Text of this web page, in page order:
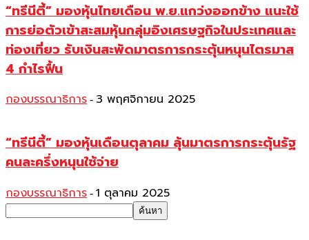
“ทรีนีตี้” มองหุ้นไทยเดือน พ.ย.แกว่งออกข้าง แนะใช้
การย่อตัวเข้าสะสมหุ้นกลุ่มอิงเศรษฐกิจในประเทศและ
ท่องเที่ยว รับเงินสะพัดมาตรการกระตุ้นหนุนไตรมาส
4 กำไรฟื้น
กองบรรณาธิการ - 3 พฤศจิกายน 2025
“ทรีนีตี้” มองหุ้นเดือนตุลาคม ลุ้นมาตรการกระตุ้นรัฐ
คนละครึ่งหนุนใช้จ่าย
กองบรรณาธิการ - 1 ตุลาคม 2025